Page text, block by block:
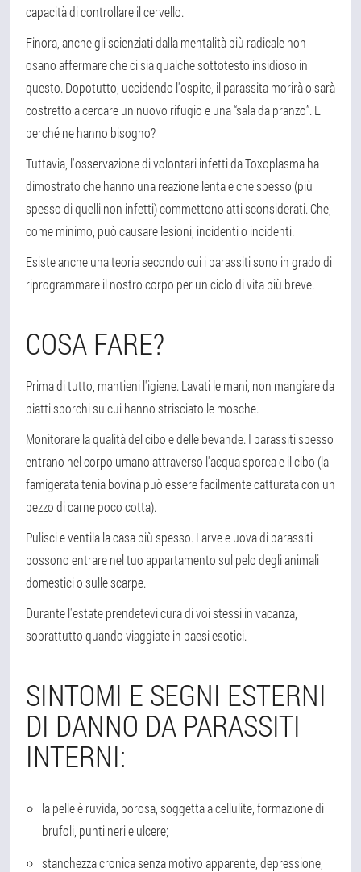
capacità di controllare il cervello.
Finora, anche gli scienziati dalla mentalità più radicale non
osano affermare che ci sia qualche sottotesto insidioso in
questo. Dopotutto, uccidendo l'ospite, il parassita morirà o sarà
costretto a cercare un nuovo rifugio e una “sala da pranzo”. E
perché ne hanno bisogno?
Tuttavia, l'osservazione di volontari infetti da Toxoplasma ha
dimostrato che hanno una reazione lenta e che spesso (più
spesso di quelli non infetti) commettono atti sconsiderati. Che,
come minimo, può causare lesioni, incidenti o incidenti.
Esiste anche una teoria secondo cui i parassiti sono in grado di
riprogrammare il nostro corpo per un ciclo di vita più breve.
COSA FARE?
Prima di tutto, mantieni l'igiene. Lavati le mani, non mangiare da
piatti sporchi su cui hanno strisciato le mosche.
Monitorare la qualità del cibo e delle bevande. I parassiti spesso
entrano nel corpo umano attraverso l'acqua sporca e il cibo (la
famigerata tenia bovina può essere facilmente catturata con un
pezzo di carne poco cotta).
Pulisci e ventila la casa più spesso. Larve e uova di parassiti
possono entrare nel tuo appartamento sul pelo degli animali
domestici o sulle scarpe.
Durante l'estate prendetevi cura di voi stessi in vacanza,
soprattutto quando viaggiate in paesi esotici.
SINTOMI E SEGNI ESTERNI
DI DANNO DA PARASSITI
INTERNI:
la pelle è ruvida, porosa, soggetta a cellulite, formazione di
brufoli, punti neri e ulcere;
stanchezza cronica senza motivo apparente, depressione,